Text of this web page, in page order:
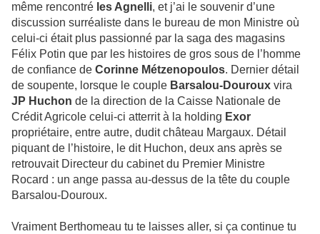
même rencontré les Agnelli, et j’ai le souvenir d’une
discussion surréaliste dans le bureau de mon Ministre où
celui-ci était plus passionné par la saga des magasins
Félix Potin que par les histoires de gros sous de l’homme
de confiance de Corinne Métzenopoulos. Dernier détail
de soupente, lorsque le couple Barsalou-Douroux vira
JP Huchon de la direction de la Caisse Nationale de
Crédit Agricole celui-ci atterrit à la holding Exor
propriétaire, entre autre, dudit château Margaux. Détail
piquant de l’histoire, le dit Huchon, deux ans après se
retrouvait Directeur du cabinet du Premier Ministre
Rocard : un ange passa au-dessus de la tête du couple
Barsalou-Douroux.
Vraiment Berthomeau tu te laisses aller, si ça continue tu